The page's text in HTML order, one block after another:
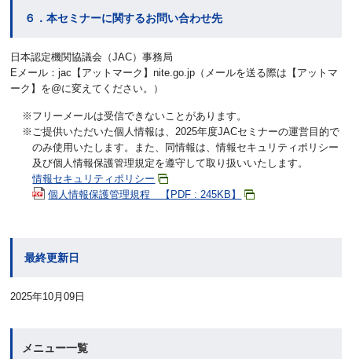
６．本セミナーに関するお問い合わせ先
日本認定機関協議会（JAC）事務局
Eメール：jac【アットマーク】nite.go.jp（メールを送る際は【アットマ
ーク】を@に変えてください。）
※フリーメールは受信できないことがあります。
※ご提供いただいた個人情報は、2025年度JACセミナーの運営目的で
のみ使用いたします。また、同情報は、情報セキュリティポリシー
及び個人情報保護管理規定を遵守して取り扱いいたします。
情報セキュリティポリシー
個人情報保護管理規程 【PDF : 245KB】
最終更新日
2025年10月09日
メニュー一覧